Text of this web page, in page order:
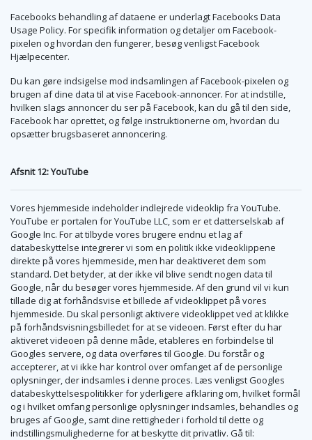
Facebooks behandling af dataene er underlagt Facebooks Data
Usage Policy. For specifik information og detaljer om Facebook-
pixelen og hvordan den fungerer, besøg venligst Facebook
Hjælpecenter.
Du kan gøre indsigelse mod indsamlingen af Facebook-pixelen og
brugen af dine data til at vise Facebook-annoncer. For at indstille,
hvilken slags annoncer du ser på Facebook, kan du gå til den side,
Facebook har oprettet, og følge instruktionerne om, hvordan du
opsætter brugsbaseret annoncering.
Afsnit 12: YouTube
Vores hjemmeside indeholder indlejrede videoklip fra YouTube.
YouTube er portalen for YouTube LLC, som er et datterselskab af
Google Inc. For at tilbyde vores brugere endnu et lag af
databeskyttelse integrerer vi som en politik ikke videoklippene
direkte på vores hjemmeside, men har deaktiveret dem som
standard. Det betyder, at der ikke vil blive sendt nogen data til
Google, når du besøger vores hjemmeside. Af den grund vil vi kun
tillade dig at forhåndsvise et billede af videoklippet på vores
hjemmeside. Du skal personligt aktivere videoklippet ved at klikke
på forhåndsvisningsbilledet for at se videoen. Først efter du har
aktiveret videoen på denne måde, etableres en forbindelse til
Googles servere, og data overføres til Google. Du forstår og
accepterer, at vi ikke har kontrol over omfanget af de personlige
oplysninger, der indsamles i denne proces. Læs venligst Googles
databeskyttelsespolitikker for yderligere afklaring om, hvilket formål
og i hvilket omfang personlige oplysninger indsamles, behandles og
bruges af Google, samt dine rettigheder i forhold til dette og
indstillingsmulighederne for at beskytte dit privatliv. Gå til: